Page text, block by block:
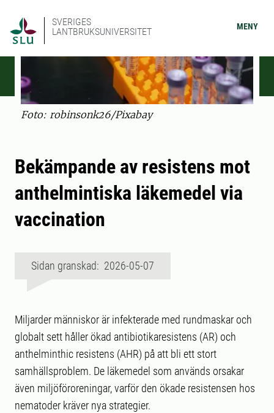
SVERIGES
LANTBRUKSUNIVERSITET
MENY
Foto: robinsonk26/Pixabay
Bekämpande av resistens mot
anthelmintiska läkemedel via
vaccination
Sidan granskad: 2026-05-07
Miljarder människor är infekterade med rundmaskar och
globalt sett håller ökad antibiotikaresistens (AR) och
anthelminthic resistens (AHR) på att bli ett stort
samhällsproblem. De läkemedel som används orsakar
även miljöföroreningar, varför den ökade resistensen hos
nematoder kräver nya strategier.